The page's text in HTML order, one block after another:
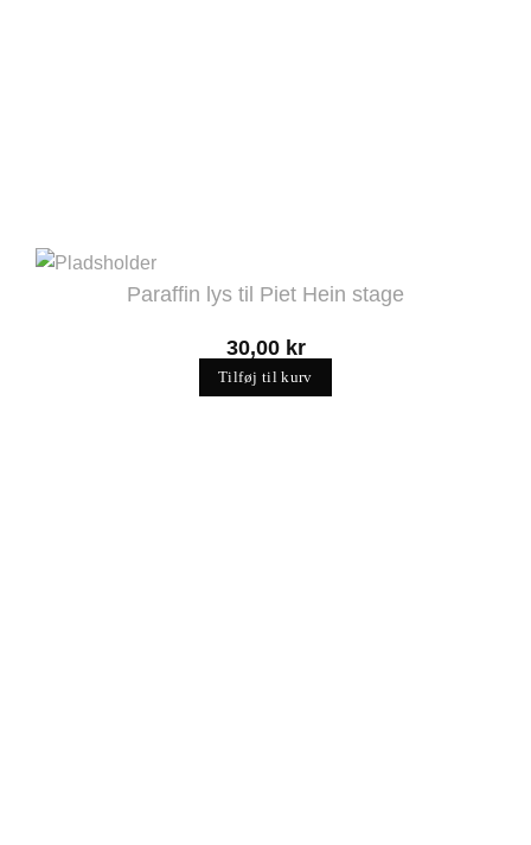
Paraffin lys til Piet Hein stage
30,00 kr
Tilføj til kurv